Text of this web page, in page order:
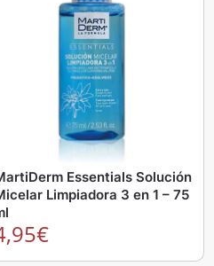
Essentials Solución
Limpiadora 3 en 1 – 75
€